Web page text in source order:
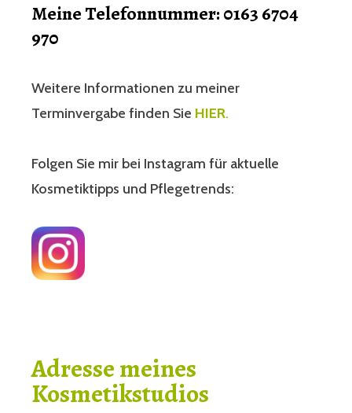
Meine Telefonnummer: 0163 6704
970
Weitere Informationen zu meiner
Terminvergabe finden Sie HIER.
Folgen Sie mir bei Instagram für aktuelle
Kosmetiktipps und Pflegetrends:
Adresse meines
Kosmetikstudios